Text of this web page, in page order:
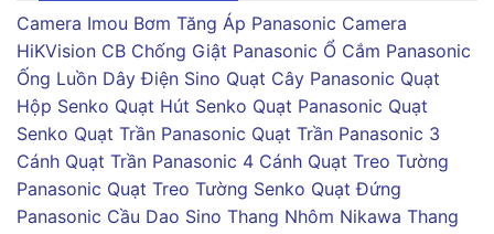
Camera Imou Bơm Tăng Áp Panasonic Camera
HiKVision CB Chống Giật Panasonic Ổ Cắm Panasonic
Ống Luồn Dây Điện Sino Quạt Cây Panasonic Quạt
Hộp Senko Quạt Hút Senko Quạt Panasonic Quạt
Senko Quạt Trần Panasonic Quạt Trần Panasonic 3
Cánh Quạt Trần Panasonic 4 Cánh Quạt Treo Tường
Panasonic Quạt Treo Tường Senko Quạt Đứng
Panasonic Cầu Dao Sino Thang Nhôm Nikawa Thang